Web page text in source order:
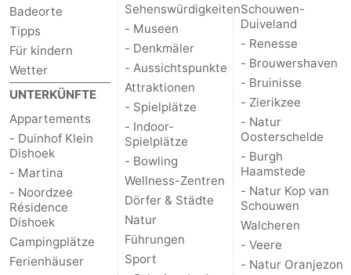
Badeorte
Tipps
Für kindern
Wetter
UNTERKÜNFTE
Appartements
- Duinhof Klein
Dishoek
- Martina
- Noordzee
Résidence
Dishoek
Campingplätze
Ferienhäuser
Sehenswürdigkeiten
- Museen
- Denkmäler
- Aussichtspunkte
Attraktionen
- Spielplätze
- Indoor-
Spielplätze
- Bowling
Wellness-Zentren
Dörfer & Städte
Natur
Führungen
Sport
Schouwen-
Duiveland
- Renesse
- Brouwershaven
- Bruinisse
- Zierikzee
- Natur
Oosterschelde
- Burgh
Haamstede
- Natur Kop van
Schouwen
Walcheren
- Veere
- Natur Oranjezon